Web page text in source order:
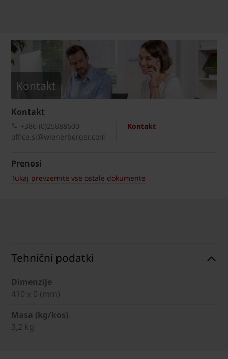
Kontakt
Kontakt
Kontakt
+386 (0)25888600
office.si@wienerberger.com
Prenosi
Tukaj prevzemite vse ostale dokumente
Tehnični podatki
Dimenzije
410 x 0 (mm)
Masa (kg/kos)
3,2 kg